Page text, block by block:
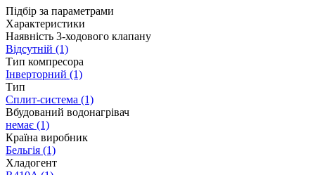
Підбір за параметрами
Характеристики
Наявність 3-ходового клапану
Відсутній (1)
Тип компресора
Інверторний (1)
Тип
Сплит-система (1)
Вбудований водонагрівач
немає (1)
Країна виробник
Бельгія (1)
Хладогент